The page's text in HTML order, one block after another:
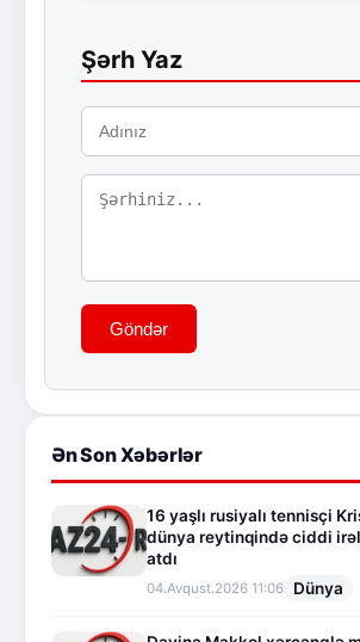
Şərh Yaz
Göndər
Ən Son Xəbərlər
16 yaşlı rusiyalı tennisçi
dünya reytinqində ciddi
atdı
04.Avqust.2026 11:06 Dünya